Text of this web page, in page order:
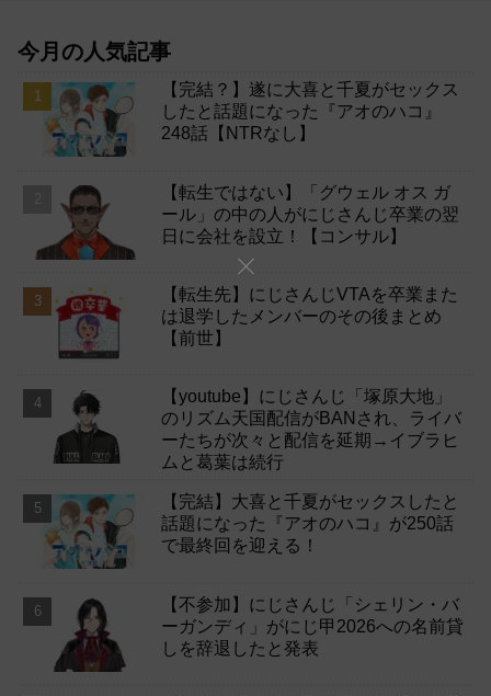
今月の人気記事
【完結？】遂に大喜と千夏がセックス
したと話題になった『アオのハコ』
248話【NTRなし】
【転生ではない】「グウェル オス ガ
ール」の中の人がにじさんじ卒業の翌
日に会社を設立！【コンサル】
【転生先】にじさんじVTAを卒業また
は退学したメンバーのその後まとめ
【前世】
【youtube】にじさんじ「塚原大地」
のリズム天国配信がBANされ、ライバ
ーたちが次々と配信を延期→イブラヒ
ムと葛葉は続行
【完結】大喜と千夏がセックスしたと
話題になった『アオのハコ』が250話
で最終回を迎える！
【不参加】にじさんじ「シェリン・バ
ーガンディ」がにじ甲2026への名前貸
しを辞退したと発表